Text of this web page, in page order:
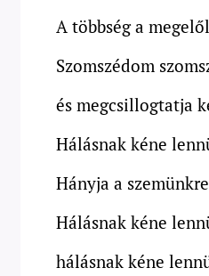
A többség a
Szomszédom
és megcsillogtatja
Hálásnak kéne
Hányja a
Hálásnak kéne
hálásnak kéne